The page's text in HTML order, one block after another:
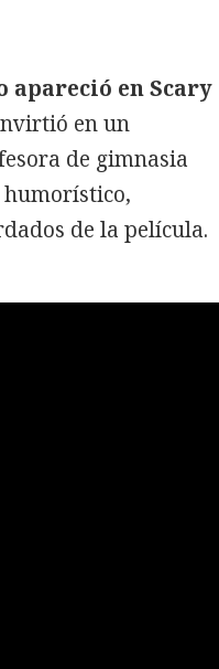
apareció en Scary
en un
de gimnasia
humorístico,
de la película.